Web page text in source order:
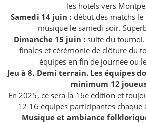
les hotels vers
Samedi 14 juin : début des matchs
musique le samedi soir.
Dimanche 15 juin :suite du tournoi.
finales et cérémonie de clôture du
équipes en fin de journée ou
Jeu à 8. Demi terrain. Les équipes
minimum 12
En 2025, ce sera la 16e édition et
12-16 équipes participantes chaque
Musique et ambiance